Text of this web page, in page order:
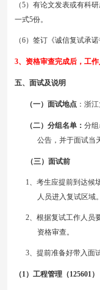
（5）有论文发表或有科
一式5份。
（6）签订《诚信复试承诺
3、资格审查完成后，工
五、 面试及说明
（一）面试地点 ：浙
（二）分组名单： 分
公告，并于面试当
（三）面试前
1、考生应提前到达候
人员进入复试区域。
2、根据复试工作人员
资格审查。
3、提前准备好带入面
（1）工程管理（125601）